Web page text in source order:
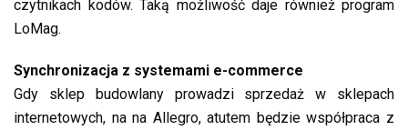
czytnikach kodów. Taką możliwość daje również program
LoMag.
Synchronizacja z systemami e-commerce
Gdy sklep budowlany prowadzi sprzedaż w sklepach
internetowych, na na Allegro, atutem będzie współpraca z